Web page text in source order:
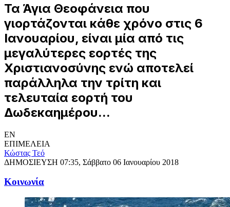
Τα Άγια Θεοφάνεια που
γιορτάζονται κάθε χρόνο στις 6
Ιανουαρίου, είναι μία από τις
μεγαλύτερες εορτές της
Χριστιανοσύνης ενώ αποτελεί
παράλληλα την τρίτη και
τελευταία εορτή του
Δωδεκαημέρου...
EN
ΕΠΙΜΕΛΕΙΑ
Κώστας Τεό
ΔΗΜΟΣΙΕΥΣΗ 07:35, Σάββατο 06 Ιανουαρίου 2018
Κοινωνία